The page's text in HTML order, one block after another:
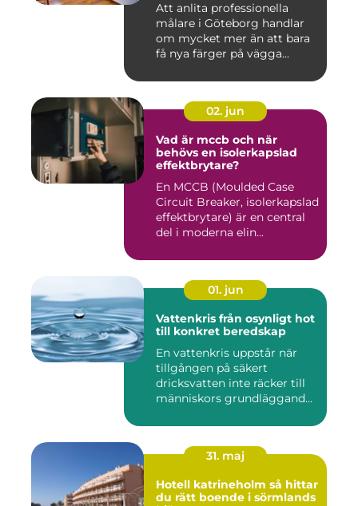
Att anlita professionella
målare i Göteborg handlar
om mycket mer än att bara
få nya färger på vägga...
02. jun
Vad är mccb och när
behövs en isolerkapslad
effektbrytare?
En MCCB (Moulded Case
Circuit Breaker, isolerkapslad
effektbrytare) är en central
del i moderna elin...
01. jun
Vattenkris från osynligt hot
till konkret beredskap
En vattenkris uppstår när
tillgången på säkert
dricksvatten inte räcker till
människors grundläggand...
31. maj
Hotell katrineholm så hittar
du rätt boende i sörmlands